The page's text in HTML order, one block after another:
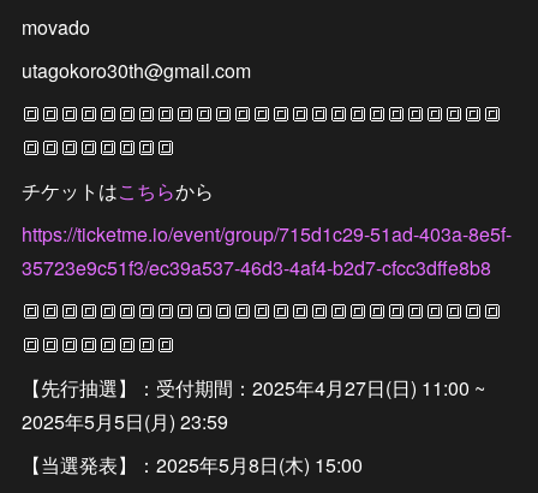
movado
utagokoro30th@gmail.com
🔳🔳🔳🔳🔳🔳🔳🔳🔳🔳🔳🔳🔳🔳🔳🔳🔳🔳🔳🔳🔳🔳🔳🔳🔳
🔳🔳🔳🔳🔳🔳🔳🔳
チケットはこちらから
https://ticketme.io/event/group/715d1c29-51ad-403a-8e5f-
35723e9c51f3/ec39a537-46d3-4af4-b2d7-cfcc3dffe8b8
🔳🔳🔳🔳🔳🔳🔳🔳🔳🔳🔳🔳🔳🔳🔳🔳🔳🔳🔳🔳🔳🔳🔳🔳🔳
🔳🔳🔳🔳🔳🔳🔳🔳
【先行抽選】：受付期間：2025年4月27日(日) 11:00 ~
2025年5月5日(月) 23:59
【当選発表】：2025年5月8日(木) 15:00